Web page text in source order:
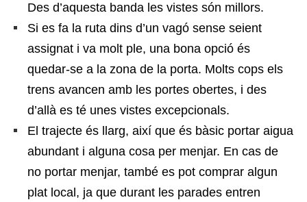
Des d’aquesta banda les vistes són millors.
Si es fa la ruta dins d’un vagó sense seient
assignat i va molt ple, una bona opció és
quedar-se a la zona de la porta. Molts cops els
trens avancen amb les portes obertes, i des
d’allà es té unes vistes excepcionals.
El trajecte és llarg, així que és bàsic portar aigua
abundant i alguna cosa per menjar. En cas de
no portar menjar, també es pot comprar algun
plat local, ja que durant les parades entren